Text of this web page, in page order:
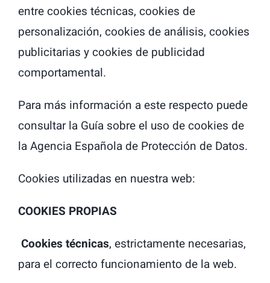
entre cookies técnicas, cookies de
personalización, cookies de análisis, cookies
publicitarias y cookies de publicidad
comportamental.
Para más información a este respecto puede
consultar la Guía sobre el uso de cookies de
la Agencia Española de Protección de Datos.
Cookies utilizadas en nuestra web:
COOKIES PROPIAS
Cookies técnicas, estrictamente necesarias,
para el correcto funcionamiento de la web.